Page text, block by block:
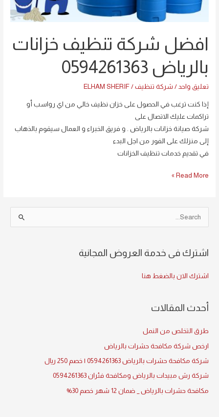
افضل شركة تنظيف خزانات
بالرياض 0594261363
تعليق واحد / شركة تنظيف /
ELHAM SHERIF
إذا كنت ترغب في الحصول على خزان نظيف خالي من اي رواسب أو
تراكمات عليك الاتصال على
شركة صيانة خزانات بالرياض . و فريق الخبراء و العمال سيقوم بالذهاب
إلى منزلك على الفور من اجل البدء
في تقديم خدمات تنظيف الخزانات
Read More »
c
o
اشترك فى خدمة العروض المجانية
اشترك الان بالضغط هنا
أحدث المقالات
طرق التخلص من النمل
ارخص شركة مكافحة حشرات بالرياض
شركة مكافحة حشرات بالرياض 0594261363 | خصم 250 ريال
شركة رش مبيدات بالرياض ومكافحة فئران 0594261363
مكافحة حشرات بالرياض _ ضمان 12 شهر خصم 30%